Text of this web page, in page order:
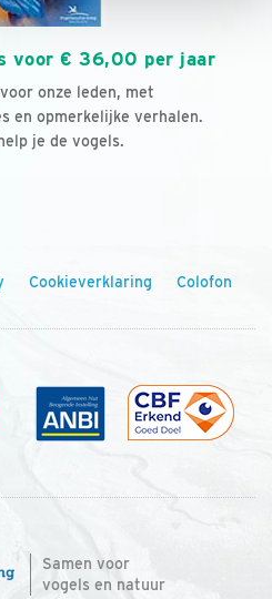
voor € 36,00 per jaar
onze leden, met
en opmerkelijke verhalen.
je de vogels.
Cookieverklaring Colofon
Samen voor
vogels en natuur